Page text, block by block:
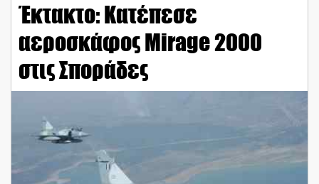
Έκτακτο: Κατέπεσε
αεροσκάφος Mirage 2000
στις Σποράδες